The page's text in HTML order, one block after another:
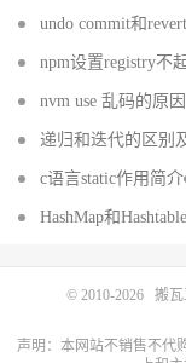
undo commit和
npm设置registry不
nvm use 乱码的原
递归和迭代的区别
c语言static作用简介
HashMap和
© 2010-2026 搬瓦
声明：本网站不销售不代